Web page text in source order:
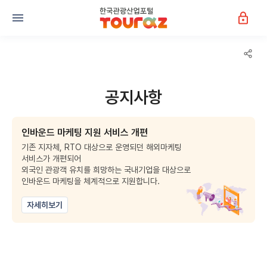
공지사항
인바운드 마케팅 지원 서비스 개편
기존 지자체, RTO 대상으로 운영되던 해외마케팅
서비스가 개편되어
외국인 관광객 유치를 희망하는 국내기업을 대상으로
인바운드 마케팅을 체계적으로 지원합니다.
자세히보기